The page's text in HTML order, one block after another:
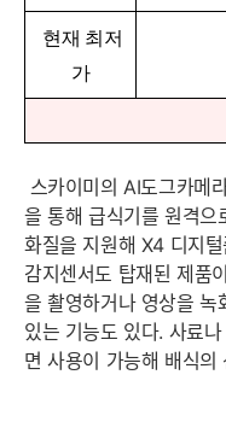
현재 최저
가
스카이미의 AI도그카메
을 통해 급식기를 원격
화질을 지원해 X4 디지
감지센서도 탑재된 제품
을 촬영하거나 영상을 녹
있는 기능도 있다. 사료
면 사용이 가능해 배식의